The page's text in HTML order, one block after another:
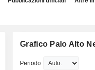
Grafico Palo Alto
Periodo